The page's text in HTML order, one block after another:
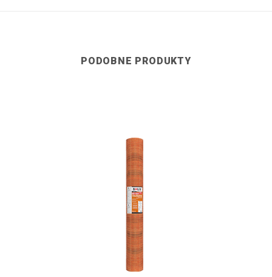
PODOBNE PRODUKTY